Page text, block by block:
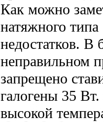
Как можно
натяжного
недостатков. В
неправильном
запрещено
галогены 35
высокой